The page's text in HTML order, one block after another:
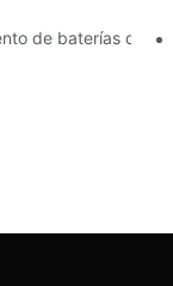
de baterías de